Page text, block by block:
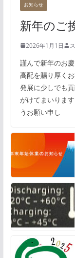
お知らせ
新年のご
2026年1月1日
謹んで新年のお
高配を賜り厚く
発展に少しでも
がけてまいりま
うお願い申し